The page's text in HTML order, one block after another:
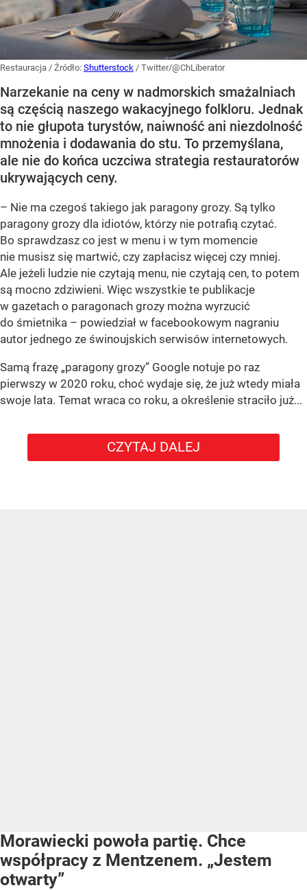
Restauracja / Źródło: Shutterstock / Twitter/@ChLiberator
Narzekanie na ceny w nadmorskich smażalniach
są częścią naszego wakacyjnego folkloru. Jednak
to nie głupota turystów, naiwność ani niezdolność
mnożenia i dodawania do stu. To przemyślana,
ale nie do końca uczciwa strategia restauratorów
ukrywających ceny.
– Nie ma czegoś takiego jak paragony grozy. Są tylko
paragony grozy dla idiotów, którzy nie potrafią czytać.
Bo sprawdzasz co jest w menu i w tym momencie
nie musisz się martwić, czy zapłacisz więcej czy mniej.
Ale jeżeli ludzie nie czytają menu, nie czytają cen, to potem
są mocno zdziwieni. Więc wszystkie te publikacje
w gazetach o paragonach grozy można wyrzucić
do śmietnika – powiedział w facebookowym nagraniu
autor jednego ze świnoujskich serwisów internetowych.
Samą frazę „paragony grozy” Google notuje po raz
pierwszy w 2020 roku, choć wydaje się, że już wtedy miała
swoje lata. Temat wraca co roku, a określenie straciło już...
CZYTAJ DALEJ
Morawiecki powoła partię. Chce
współpracy z Mentzenem. „Jestem
otwarty”